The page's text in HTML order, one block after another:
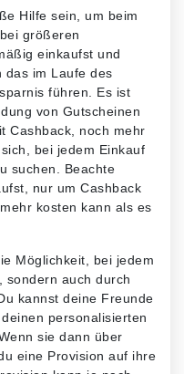
Hilfe sein, um beim
größeren
einkaufst und
das im Laufe des
führen. Es ist
von Gutscheinen
Cashback, noch mehr
bei jedem Einkauf
suchen. Beachte
nur um Cashback
kosten kann als es
Möglichkeit, bei jedem
sondern auch durch
kannst deine Freunde
personalisierten
sie dann über
eine Provision auf ihre